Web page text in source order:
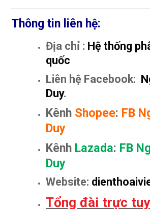
Thông tin liên hệ:
Địa chỉ : Hệ thống
quốc
Liên hệ Facebook:
Duy.
Kênh Shopee: FB
Duy
Kênh Lazada: FB
Duy
Website:
Tổng đài trực